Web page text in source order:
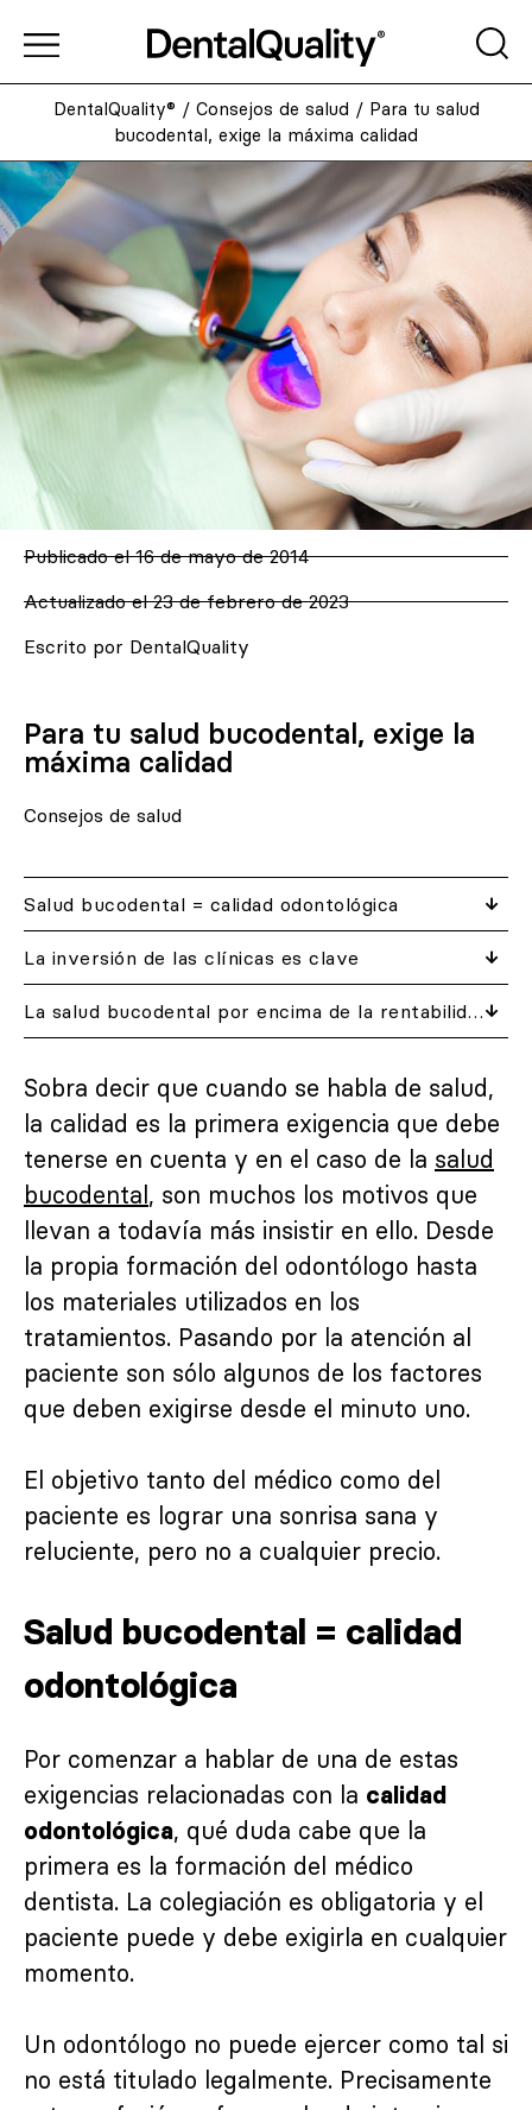
DentalQuality® / Consejos de salud / Para tu salud
bucodental, exige la máxima calidad
Publicado el 16 de mayo de 2014
Actualizado el 23 de febrero de 2023
Escrito por DentalQuality
Para tu salud bucodental, exige la
máxima calidad
Consejos de salud
Salud bucodental = calidad odontológica
La inversión de las clínicas es clave
La salud bucodental por encima de la rentabilidad
Sobra decir que cuando se habla de salud,
la calidad es la primera exigencia que debe
tenerse en cuenta y en el caso de la salud
bucodental, son muchos los motivos que
llevan a todavía más insistir en ello. Desde
la propia formación del odontólogo hasta
los materiales utilizados en los
tratamientos. Pasando por la atención al
paciente son sólo algunos de los factores
que deben exigirse desde el minuto uno.
El objetivo tanto del médico como del
paciente es lograr una sonrisa sana y
reluciente, pero no a cualquier precio.
Salud bucodental = calidad
odontológica
Por comenzar a hablar de una de estas
exigencias relacionadas con la calidad
odontológica, qué duda cabe que la
primera es la formación del médico
dentista. La colegiación es obligatoria y el
paciente puede y debe exigirla en cualquier
momento.
Un odontólogo no puede ejercer como tal si
no está titulado legalmente. Precisamente